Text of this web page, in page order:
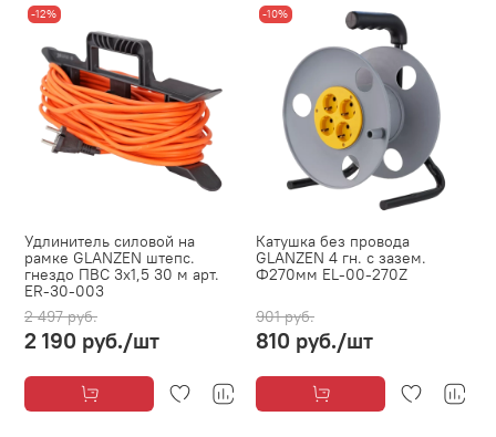
-12%
Удлинитель силовой на
рамке GLANZEN штепс.
гнездо ПВС 3х1,5 30 м арт.
ER-30-003
2 497 руб.
2 190 руб./шт
-10%
Катушка без провода
GLANZEN 4 гн. с зазем.
Ф270мм EL-00-270Z
901 руб.
810 руб./шт